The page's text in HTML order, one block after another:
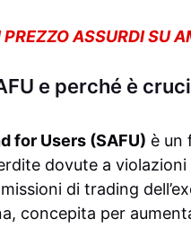
PREZZO ASSURDI SU
e perché è
for Users (SAFU) è un
dovute a
di trading
concepita per